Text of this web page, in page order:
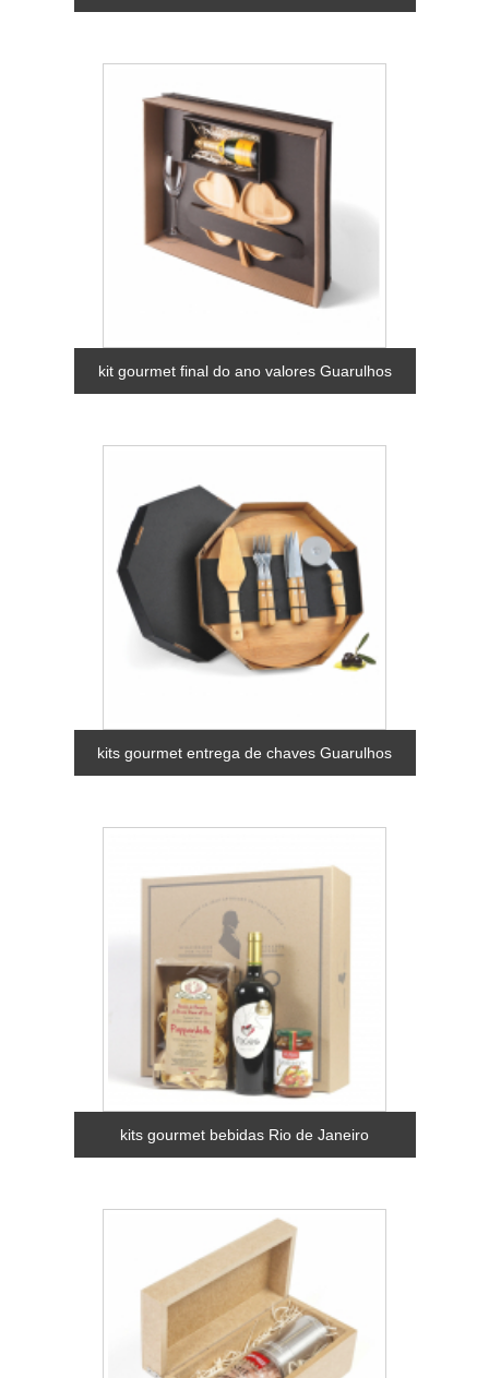
kit gourmet final do ano valores Guarulhos
kits gourmet entrega de chaves Guarulhos
kits gourmet bebidas Rio de Janeiro